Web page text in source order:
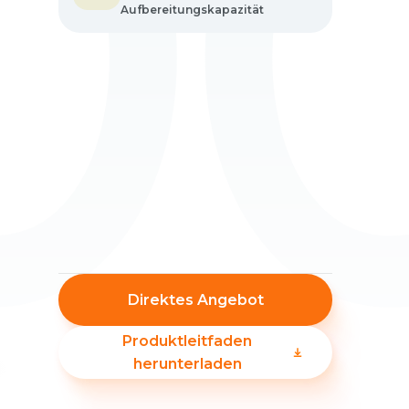
Aufbereitungskapazität
Direktes Angebot
Produktleitfaden
herunterladen